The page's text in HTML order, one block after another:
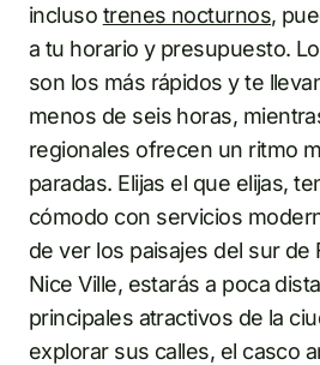
incluso trenes nocturnos,
a tu horario y presupuesto.
son los más rápidos y te
menos de seis horas,
regionales ofrecen un ritmo
paradas. Elijas el que elijas,
cómodo con servicios
de ver los paisajes del sur de
Nice Ville, estarás a poca
principales atractivos de la
explorar sus calles, el casco